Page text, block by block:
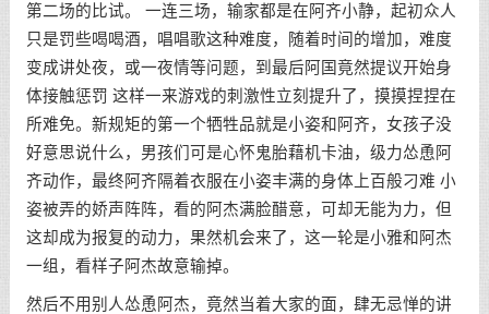
第二场的比试。 一连三场，输家都是在阿齐小静，起初众人
只是罚些喝喝酒，唱唱歌这种难度，随着时间的增加，难度
变成讲处夜，或一夜情等问题，到最后阿国竟然提议开始身
体接触惩罚 这样一来游戏的刺激性立刻提升了，摸摸捏捏在
所难免。新规矩的第一个牺牲品就是小姿和阿齐，女孩子没
好意思说什么，男孩们可是心怀鬼胎藉机卡油，级力怂恿阿
齐动作，最终阿齐隔着衣服在小姿丰满的身体上百般刁难 小
姿被弄的娇声阵阵，看的阿杰满脸醋意，可却无能为力，但
这却成为报复的动力，果然机会来了，这一轮是小雅和阿杰
一组，看样子阿杰故意输掉。
然后不用别人怂恿阿杰，竟然当着大家的面，肆无忌惮的讲